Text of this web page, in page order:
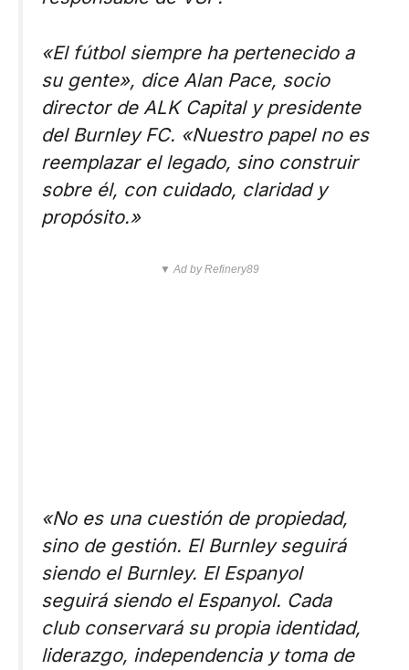
«El fútbol siempre ha pertenecido a
su gente», dice Alan Pace, socio
director de ALK Capital y presidente
del Burnley FC. «Nuestro papel no es
reemplazar el legado, sino construir
sobre él, con cuidado, claridad y
propósito.»
▼ Ad by Refinery89
«No es una cuestión de propiedad,
sino de gestión. El Burnley seguirá
siendo el Burnley. El Espanyol
seguirá siendo el Espanyol. Cada
club conservará su propia identidad,
liderazgo, independencia y toma de